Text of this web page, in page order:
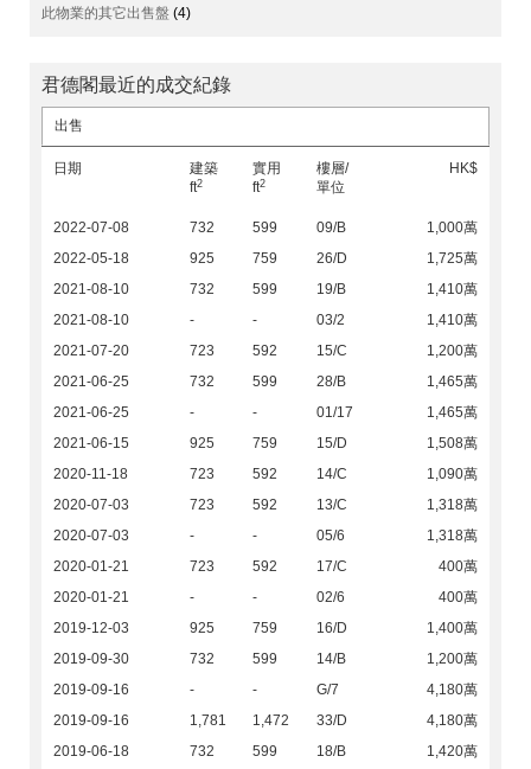
此物業的其它出售盤 (4)
君德閣最近的成交紀錄
出售
日期
建築
ft2
實用
ft2
樓層/
單位
HK$
2022-07-08 732 599 09/B
1,000萬
2022-05-18
925 759 26/D
1,725萬
2021-08-10
732 599 19/B
1,410萬
2021-08-10
- - 03/2
1,410萬
2021-07-20
723 592 15/C
1,200萬
2021-06-25
732 599 28/B
1,465萬
2021-06-25
- - 01/17
1,465萬
2021-06-15
925 759 15/D
1,508萬
2020-11-18
723 592 14/C
1,090萬
2020-07-03
723 592 13/C
1,318萬
2020-07-03
- - 05/6
1,318萬
2020-01-21
723 592 17/C
400萬
2020-01-21
- - 02/6
400萬
2019-12-03
925 759 16/D
1,400萬
2019-09-30
732 599 14/B
1,200萬
2019-09-16
- - G/7
4,180萬
2019-09-16
1,781 1,472 33/D
4,180萬
2019-06-18
732 599 18/B 1,420萬